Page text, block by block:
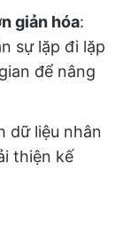
giản hóa:
sự lặp đi lặp
để nâng
dữ liệu nhân
thiện kế